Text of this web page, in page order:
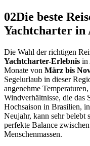
02Die beste
Yachtcharter in
Die Wahl der richtigen
Yachtcharter-Erlebnis in
Monate von März bis
Segelurlaub in dieser
angenehme
Windverhältnisse, die das
Hochsaison in Brasilien,
Neujahr, kann sehr belebt
perfekte Balance
Menschenmassen.